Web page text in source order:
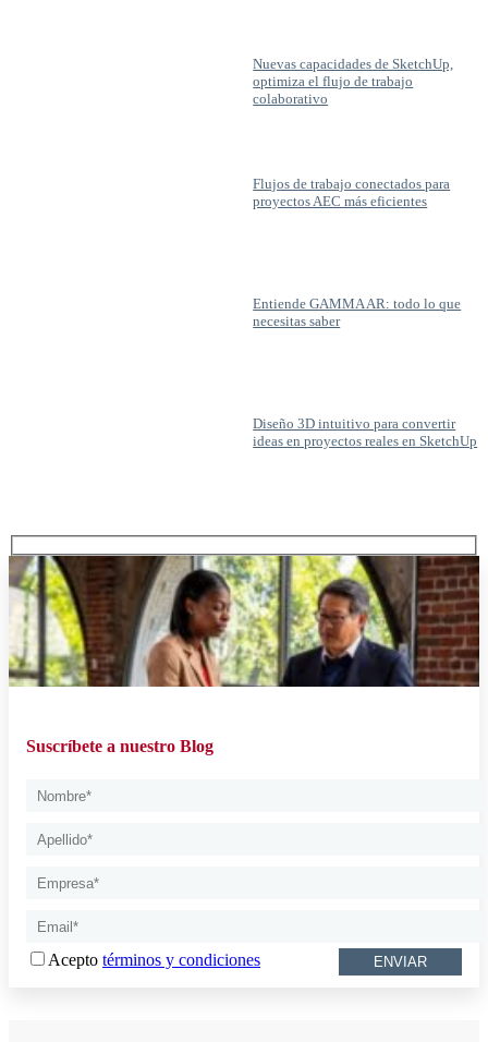
Nuevas capacidades de SketchUp,
optimiza el flujo de trabajo
colaborativo
Flujos de trabajo conectados para
proyectos AEC más eficientes
Entiende GAMMA AR: todo lo que
necesitas saber
Diseño 3D intuitivo para convertir
ideas en proyectos reales en SketchUp
Suscríbete a nuestro Blog
Acepto términos y condiciones